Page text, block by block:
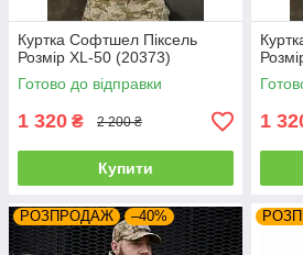
Куртка Софтшел Піксель
Розмір XL-50 (20373)
Готово до відправки
1 320 ₴ 2 200 ₴
Купити
1
РОЗПРОДАЖ –40%